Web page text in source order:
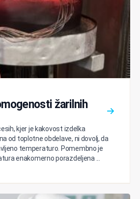
žarilnih
kjer je kakovost izdelka
od toplotne obdelave, ni dovolj, da
temperaturo. Pomembno je
enakomerno porazdeljena ...